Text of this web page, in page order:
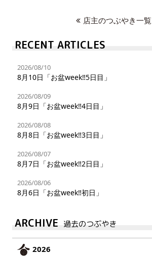
店主のつぶやき一覧
RECENT ARTICLES
2026/08/10
8月10日「お盆week‼︎5日目」
2026/08/09
8月9日「お盆week‼︎4日目」
2026/08/08
8月8日「お盆week‼︎3日目」
2026/08/07
8月7日「お盆week‼︎2日目」
2026/08/06
8月6日「お盆week‼︎初日」
ARCHIVE 過去のつぶやき
2026